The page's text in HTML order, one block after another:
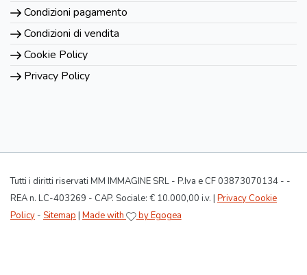
Condizioni pagamento
Condizioni di vendita
Cookie Policy
Privacy Policy
Tutti i diritti riservati MM IMMAGINE SRL - P.Iva e CF 03873070134 - -
REA n. LC-403269 - CAP. Sociale: € 10.000,00 i.v. | Privacy Cookie
Policy - Sitemap Made with by Egogea